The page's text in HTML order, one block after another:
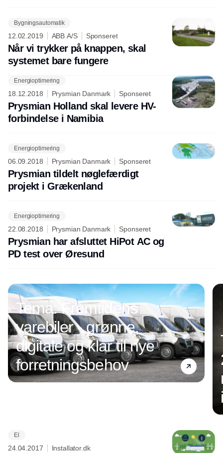
Bygningsautomatik
12.02.2019 ABB A/S Sponseret
Når vi trykker på knappen, skal
systemet bare fungere
Energioptimering
18.12.2018 Prysmian Danmark Sponseret
Prysmian Holland skal levere HV-
forbindelse i Namibia
Energioptimering
06.09.2018 Prysmian Danmark Sponseret
Prysmian tildelt nøglefærdigt
projekt i Grækenland
Energioptimering
22.08.2018 Prysmian Danmark Sponseret
Prysmian har afsluttet HiPot AC og
PD test over Øresund
Tema: Fremtidens
varebiler - grønne,
digitale og klar til nye
forretningsbehov
El
24.04.2017 Installator.dk